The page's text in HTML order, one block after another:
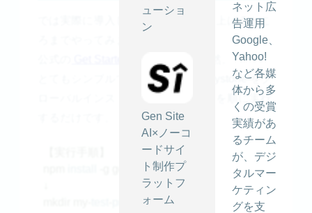
ューショ
ン
Gen Site
AI×ノーコ
ードサイ
ト制作プ
ラットフ
ォーム
ネット広
告運用
Google、
Yahoo!
など各媒
体から多
くの受賞
実績があ
るチーム
が、デジ
タルマー
ケティン
グを支
では実際に導入して、サイトを立ち上げるとこ
を見れば一目瞭然。
とてもシンプルです。 generator-keystone をグ
ローバルインストールしてコマンドを順に実行
-g generator-keystone
project